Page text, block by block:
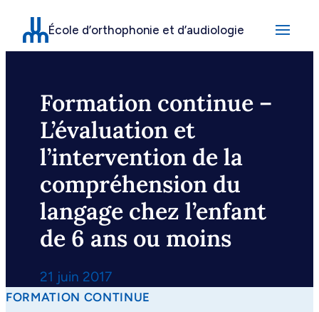
Aller
contenu
École d’orthophonie et d’audiologie
Formation continue –
L’évaluation et
l’intervention de la
compréhension du
langage chez l’enfant
de 6 ans ou moins
21 juin 2017
FORMATION CONTINUE